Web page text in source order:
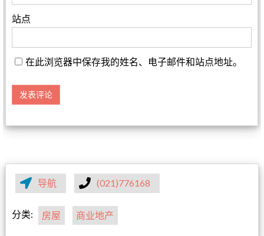
站点
在此浏览器中保存我的姓名、电子邮件和站点地址。
导航 (021)776168
分类: 房屋 商业地产